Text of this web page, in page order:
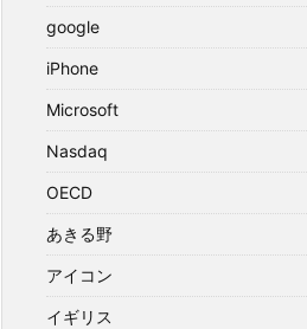
google
iPhone
Microsoft
Nasdaq
OECD
あきる野
アイコン
イギリス